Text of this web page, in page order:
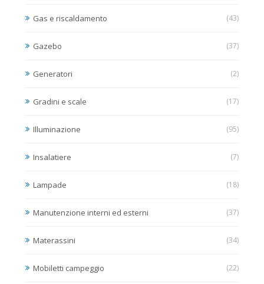
Gas e riscaldamento (43)
Gazebo (37)
Generatori (2)
Gradini e scale (17)
Illuminazione (95)
Insalatiere (7)
Lampade (18)
Manutenzione interni ed esterni (37)
Materassini (34)
Mobiletti campeggio (22)